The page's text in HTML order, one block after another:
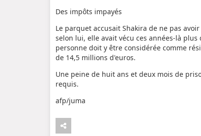
Des impôts impayés
Le parquet accusait Shakira de ne pas
selon lui, elle avait vécu ces années-là
personne doit y être considérée comme
de 14,5 millions d'euros.
Une peine de huit ans et deux mois de
requis.
afp/juma